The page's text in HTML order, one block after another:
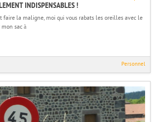
INDISPENSABLES !
faire la maligne, moi qui vous rabats les oreilles avec le
mon sac à
Personnel